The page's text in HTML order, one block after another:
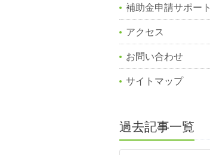
補助金申請サポート
アクセス
お問い合わせ
サイトマップ
過去記事一覧